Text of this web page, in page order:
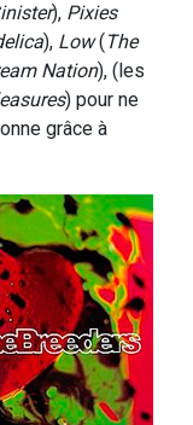
), Pixies
), Low(The
Nation), (les
) pour ne
grâce à